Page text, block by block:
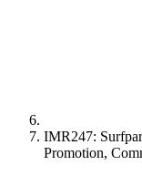
IMR247:
Promotion,